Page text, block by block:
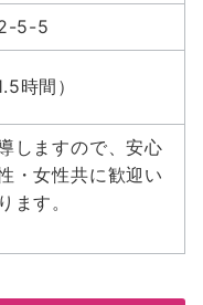
5-5
時間）
しますので、安心
・女性共に歓迎い
ます。